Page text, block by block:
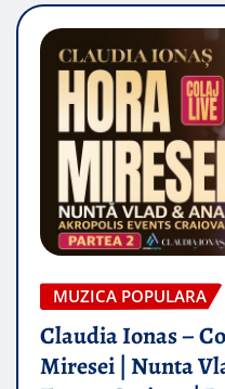
MUZICA POPULARA
Claudia Ionas –
Miresei | Nunta